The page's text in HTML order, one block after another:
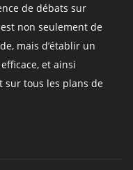
de débats sur
non seulement de
mais d’établir un
et ainsi
sur tous les plans de